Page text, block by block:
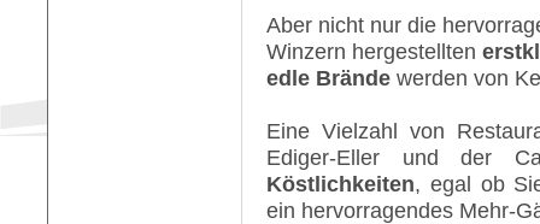
Aber nicht nur die
Winzern hergestellten
edle Brände werden von
Eine Vielzahl von
Ediger-Eller und der
Köstlichkeiten, egal ob
ein hervorragendes Mehr-